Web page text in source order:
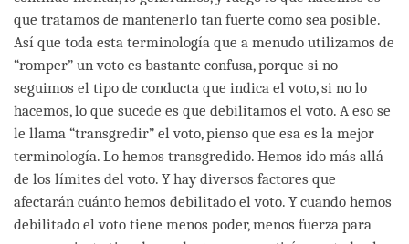
que tratamos de mantenerlo tan fuerte como sea posible.
Así que toda esta terminología que a menudo utilizamos de
“romper” un voto es bastante confusa, porque si no
seguimos el tipo de conducta que indica el voto, si no lo
hacemos, lo que sucede es que debilitamos el voto. A eso se
le llama “transgredir” el voto, pienso que esa es la mejor
terminología. Lo hemos transgredido. Hemos ido más allá
de los límites del voto. Y hay diversos factores que
afectarán cuánto hemos debilitado el voto. Y cuando hemos
debilitado el voto tiene menos poder, menos fuerza para